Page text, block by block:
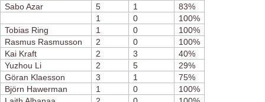
Sabo Azar
5 1
83%
1
0
100%
Tobias Ring
1 0
100%
Rasmus Rasmusson
2 0
100%
Kai Kraft
2 3
40%
Yuzhou Li
2 5
29%
Göran Klaesson
3 1
75%
Björn Hawerman
1 0
100%